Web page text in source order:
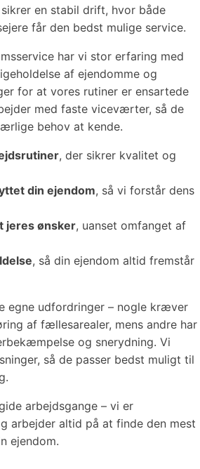
en stabil drift, hvor både
får den bedst mulige service.
har vi stor erfaring med
af ejendomme og
for at vores rutiner er ensartede
med faste viceværter, så de
behov at kende.
, der sikrer kvalitet og
din ejendom, så vi forstår dens
jeres ønsker, uanset omfanget af
, så din ejendom altid fremstår
egne udfordringer – nogle kræver
af fællesarealer, mens andre har
og snerydning. Vi
så de passer bedst muligt til
arbejdsgange – vi er
arbejder altid på at finde den mest
ejendom.